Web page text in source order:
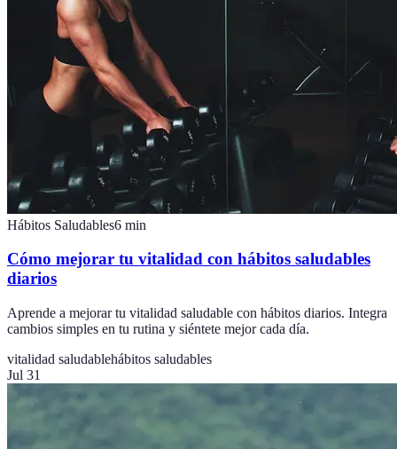
Hábitos Saludables6 min
Cómo mejorar tu vitalidad con hábitos saludables
diarios
Aprende a mejorar tu vitalidad saludable con hábitos diarios. Integra
cambios simples en tu rutina y siéntete mejor cada día.
vitalidad saludablehábitos saludables
Jul 31